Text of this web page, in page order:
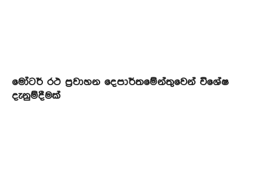
මෝටර් රථ ප්‍රවාහන දෙපාර්තමේන්තුවෙන් විශේෂ
දැනුම්දීමක්